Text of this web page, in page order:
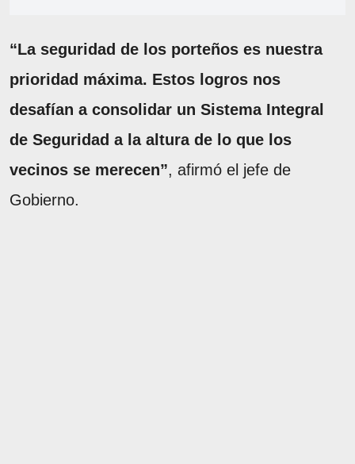
“La seguridad de los porteños es nuestra
prioridad máxima. Estos logros nos
desafían a consolidar un Sistema Integral
de Seguridad a la altura de lo que los
vecinos se merecen”, afirmó el jefe de
Gobierno.